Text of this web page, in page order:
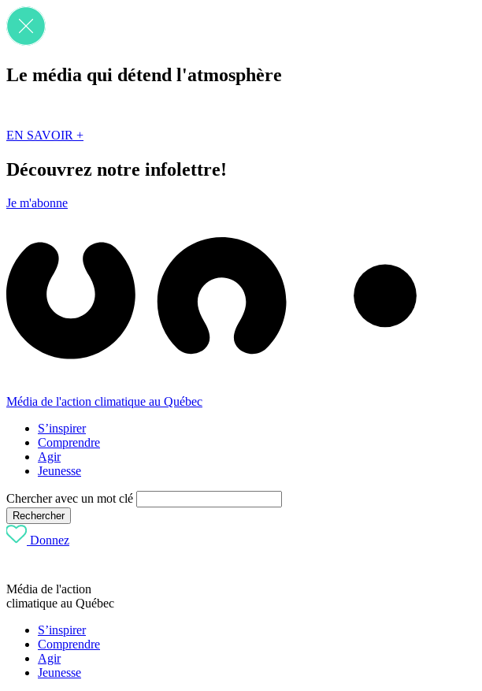
Le média qui détend l'atmosphère
EN SAVOIR +
Découvrez notre infolettre!
Je m'abonne
Média de l'action climatique au Québec
S’inspirer
Comprendre
Agir
Jeunesse
Chercher avec un mot clé
Rechercher
Donnez
Média de l'action
climatique au Québec
S’inspirer
Comprendre
Agir
Jeunesse